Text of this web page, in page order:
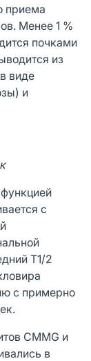
приема
Менее 1 %
почками
из
виде
и
с
T1/2
с примерно
CMMG и
в